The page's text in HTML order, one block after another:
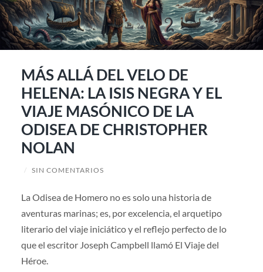
MÁS ALLÁ DEL VELO DE
HELENA: LA ISIS NEGRA Y EL
VIAJE MASÓNICO DE LA
ODISEA DE CHRISTOPHER
NOLAN
/ SIN COMENTARIOS
La Odisea de Homero no es solo una historia de
aventuras marinas; es, por excelencia, el arquetipo
literario del viaje iniciático y el reflejo perfecto de lo
que el escritor Joseph Campbell llamó El Viaje del
Héroe.